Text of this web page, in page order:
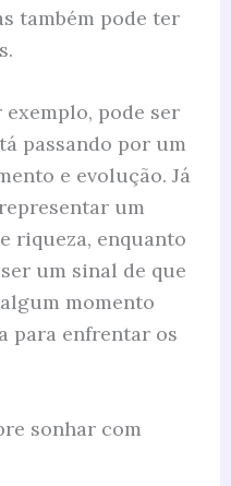
também pode ter
exemplo, pode ser
passando por um
e evolução. Já
um
riqueza, enquanto
um sinal de que
momento
para enfrentar os
sonhar com